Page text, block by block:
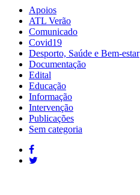
Apoios
ATL Verão
Comunicado
Covid19
Desporto, Saúde e Bem-estar
Documentação
Edital
Educação
Informação
Intervenção
Publicações
Sem categoria